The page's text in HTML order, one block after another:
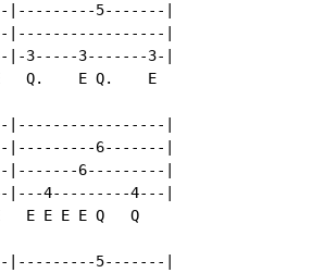
5-------|
|
|-3-----3-------3-|
Q.    E Q.    E
|
6-------|
|-------6---------|
4---------4---|
E E E E Q   Q
5-------|